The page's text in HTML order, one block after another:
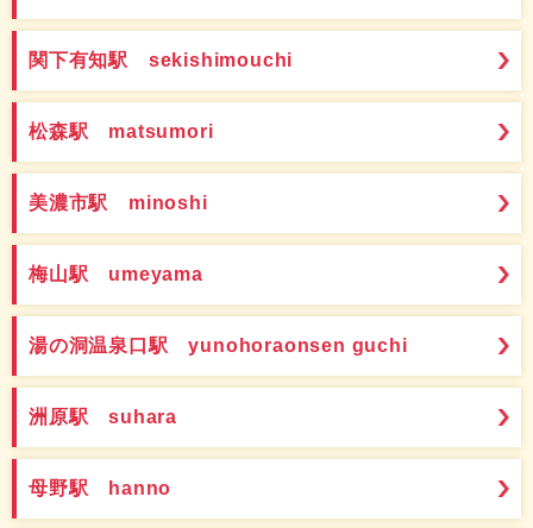
関下有知駅 sekishimouchi
松森駅 matsumori
美濃市駅 minoshi
梅山駅 umeyama
湯の洞温泉口駅 yunohoraonsen guchi
洲原駅 suhara
母野駅 hanno